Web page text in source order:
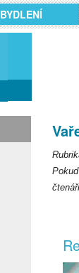
BYDLENÍ